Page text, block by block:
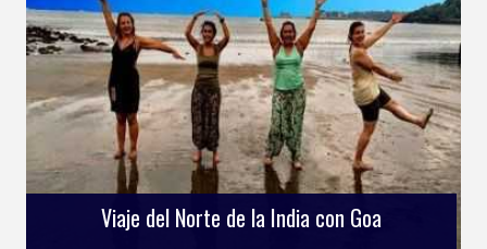
Viaje del Norte de la India con Goa